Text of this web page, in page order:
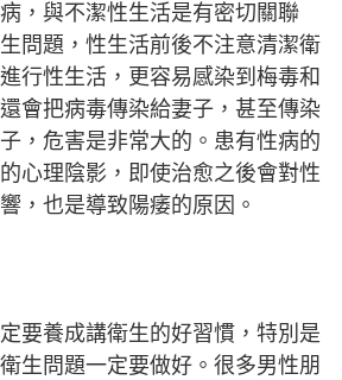
，與不潔性生活是有密切關聯
問題，性生活前後不注意清潔衛
行性生活，更容易感染到梅毒和
會把病毒傳染給妻子，甚至傳染
，危害是非常大的。患有性病的
心理陰影，即使治愈之後會對性
，也是導致陽痿的原因。
要養成講衛生的好習慣，特別是
生問題一定要做好。很多男性朋